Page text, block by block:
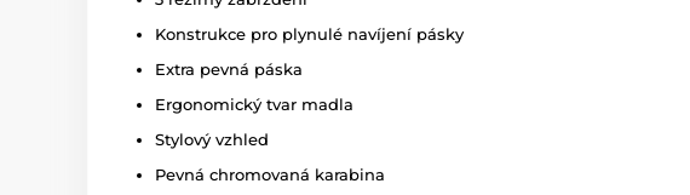
Konstrukce pro plynulé navíjení pásky
Extra pevná páska
Ergonomický tvar madla
Stylový vzhled
Pevná chromovaná karabina